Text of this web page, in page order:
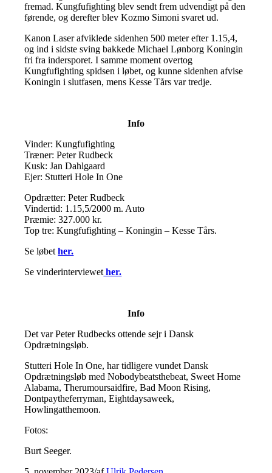
fremad. Kungfufighting blev sendt frem udvendigt på den
førende, og derefter blev Kozmo Simoni svaret ud.
Kanon Laser afviklede sidenhen 500 meter efter 1.15,4,
og ind i sidste sving bakkede Michael Lønborg Koningin
fri fra indersporet. I samme moment overtog
Kungfufighting spidsen i løbet, og kunne sidenhen afvise
Koningin i slutfasen, mens Kesse Tårs var tredje.
Info
Vinder: Kungfufighting
Træner: Peter Rudbeck
Kusk: Jan Dahlgaard
Ejer: Stutteri Hole In One
Opdrætter: Peter Rudbeck
Vindertid: 1.15,5/2000 m. Auto
Præmie: 327.000 kr.
Top tre: Kungfufighting – Koningin – Kesse Tårs.
Se løbether.
Se vinderinterviewet her.
Info
Det var Peter Rudbecks ottende sejr i Dansk
Opdrætningsløb.
Stutteri Hole In One, har tidligere vundet Dansk
Opdrætningsløb med Nobodybeatsthebeat, Sweet Home
Alabama, Therumoursaidfire, Bad Moon Rising,
Dontpaytheferryman, Eightdaysaweek,
Howlingatthemoon.
Fotos:
Burt Seeger.